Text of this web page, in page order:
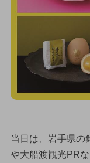
当日は、岩手県の
や大船渡観光PR